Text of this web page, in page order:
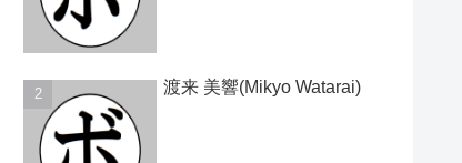
渡来 美響(Mikyo Watarai)